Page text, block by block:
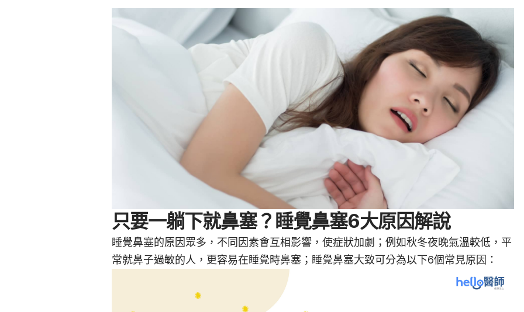
只要一躺下就鼻塞？睡覺鼻塞6大原因解說
睡覺鼻塞的原因眾多，不同因素會互相影響，使症狀加劇；例如秋冬夜晚氣溫較低，平
常就鼻子過敏的人，更容易在睡覺時鼻塞；睡覺鼻塞大致可分為以下6個常見原因：